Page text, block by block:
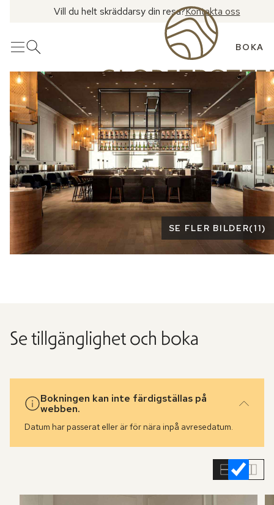
Vill du helt skräddarsy din resa?Kontakta oss
MenyÖppna sök BOKA
Se fler bilder
SE FLER BILDER(11)
Se tillgänglighet och boka
Bokningen kan inte färdigställas på
webben.
Datum har passerat eller är för nära inpå avresedatum.
Hoppa